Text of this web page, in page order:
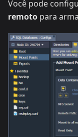
Você pode
remoto para